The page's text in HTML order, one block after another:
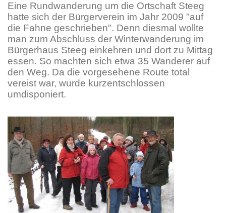
Eine Rundwanderung um die Ortschaft Steeg
hatte sich der Bürgerverein im Jahr 2009 "auf
die Fahne geschrieben". Denn diesmal wollte
man zum Abschluss der Winterwanderung im
Bürgerhaus Steeg einkehren und dort zu Mittag
essen. So machten sich etwa 35 Wanderer auf
den Weg. Da die vorgesehene Route total
vereist war, wurde kurzentschlossen
umdisponiert.